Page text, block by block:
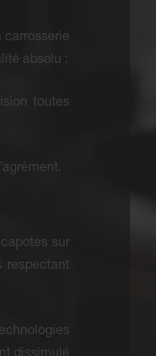
carrosserie
absolu :
toutes
sur
respectant
dissimulé